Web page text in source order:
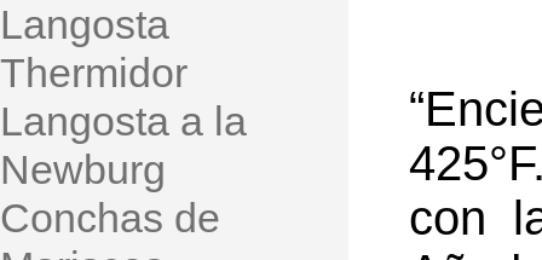
Langosta
Thermidor
Langosta a la
Newburg
Conchas de
con